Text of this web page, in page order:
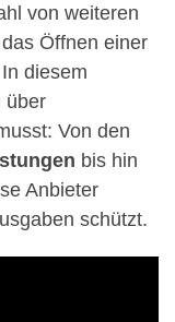
von weiteren
Öffnen einer
diesem
über
Von den
bis hin
Anbieter
schützt.